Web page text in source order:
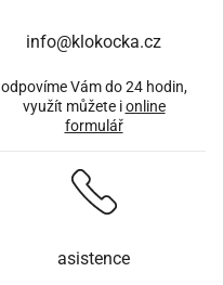
info@klokocka.cz
odpovíme Vám do 24 hodin,
využít můžete ionline
formulář
asistence